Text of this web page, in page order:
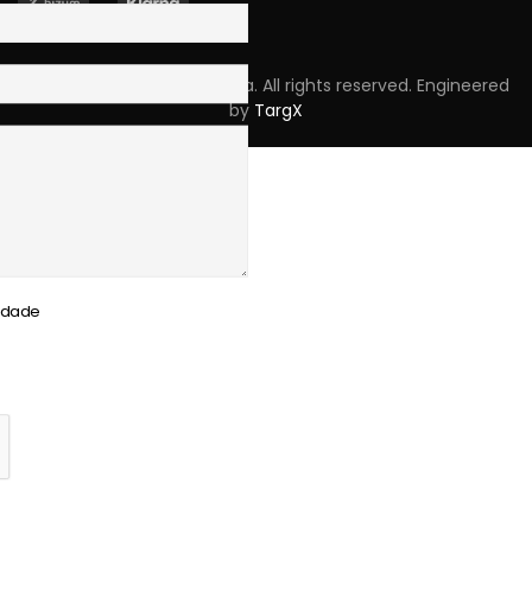
Copyright © 2023 Skpro, Lda. All rights reserved. Engineered
by TargX